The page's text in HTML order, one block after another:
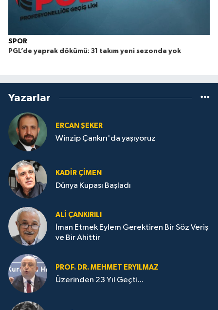
SPOR
PGL’de yaprak dökümü: 31 takım yeni sezonda yok
Yazarlar
ERCAN ŞEKER
Winzip Çankırı'da yaşıyoruz
KADIR ÇIMEN
Dünya Kupası Başladı
ALI ÇANKIRILI
İman Etmek Eylem Gerektiren Bir Söz Veriş
ve Bir Ahittir
PROF. DR. MEHMET ERYILMAZ
Üzerinden 23 Yıl Geçti...